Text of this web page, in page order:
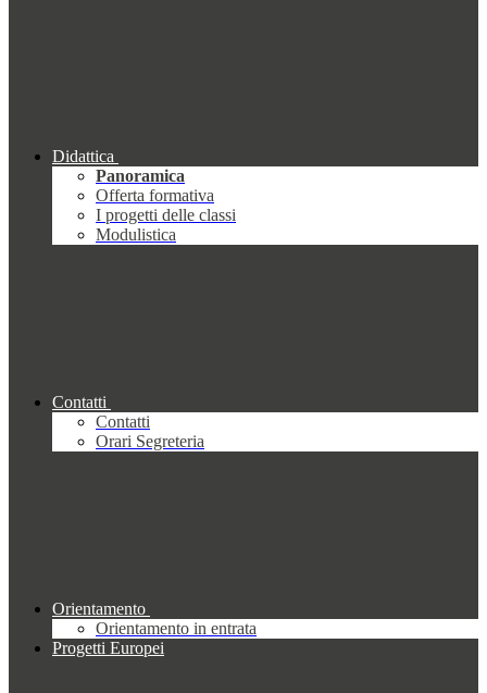
Didattica
Panoramica
Offerta formativa
I progetti delle classi
Modulistica
Contatti
Contatti
Orari Segreteria
Orientamento
Orientamento in entrata
Progetti Europei